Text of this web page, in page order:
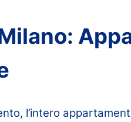
l’intero